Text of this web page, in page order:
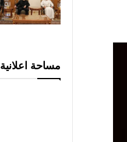
مساحة اعلانية